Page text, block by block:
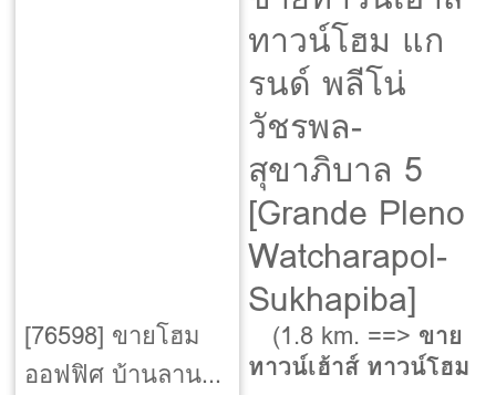
[76598] ขายโฮม
ออฟฟิศ บ้านลาน
ทาวน์โฮม แก
รนด์ พลีโน่
วัชรพล-
สุขาภิบาล 5
[Grande Pleno
Watcharapol-
Sukhapiba]
(1.8 km. ==> ขาย
ทาวน์เฮ้าส์ ทาวน์โฮม